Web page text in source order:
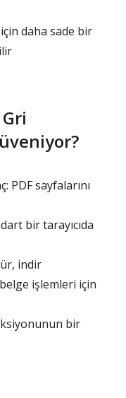
daha sade bir
PDF sayfalarını
bir tarayıcıda
indir
işlemleri için
bir